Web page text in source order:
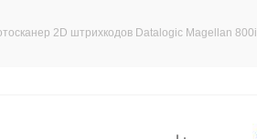
2D штрихкодов Datalogic Magellan 800i